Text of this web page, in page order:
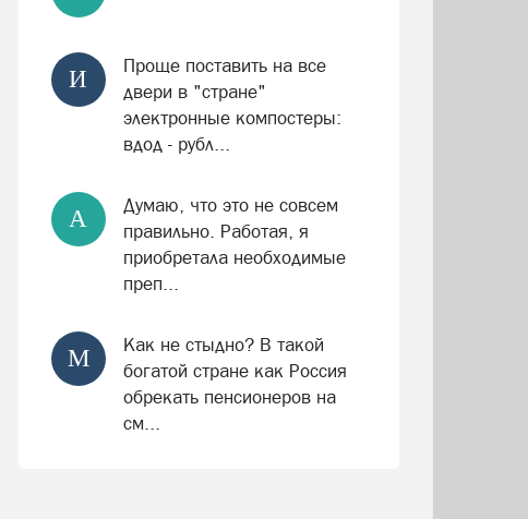
И
Проще поставить на все
двери в "стране"
электронные компостеры:
вдод - рубл...
А
Думаю, что это не совсем
правильно. Работая, я
приобретала необходимые
преп...
М
Как не стыдно? В такой
богатой стране как Россия
обрекать пенсионеров на
см...